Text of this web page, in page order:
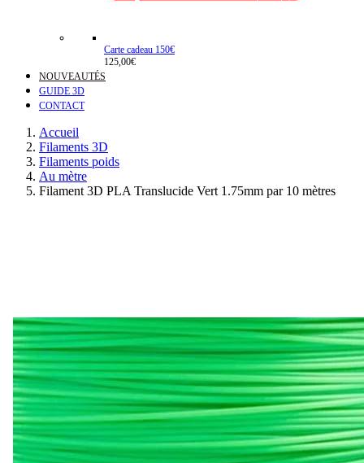
Carte cadeau 150€
125,00€
NOUVEAUTÉS
GUIDE 3D
CONTACT
Accueil
Filaments 3D
Filaments poids
Au mètre
Filament 3D PLA Translucide Vert 1.75mm par 10 mètres